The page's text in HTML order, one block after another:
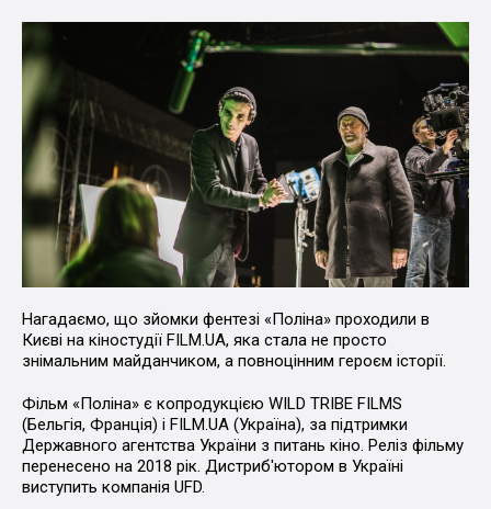
Нагадаємо, що зйомки фентезі «Поліна» проходили в
Києві на кіностудії FILM.UA, яка стала не просто
знімальним майданчиком, а повноцінним героєм історії.
Фільм «Поліна» є копродукцією WILD TRIBE FILMS
(Бельгія, Франція) і FILM.UA (Україна), за підтримки
Державного агентства України з питань кіно. Реліз фільму
перенесено на 2018 рік. Дистриб'ютором в Україні
виступить компанія UFD.